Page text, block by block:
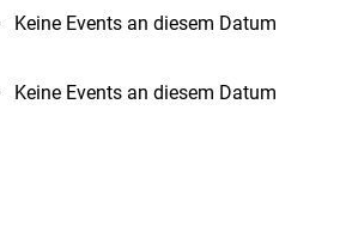
Keine Events an diesem Datum
Keine Events an diesem Datum